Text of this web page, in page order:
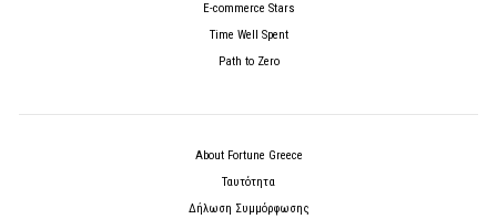
E-commerce Stars
Time Well Spent
Path to Zero
About Fortune Greece
Ταυτότητα
Δήλωση Συμμόρφωσης